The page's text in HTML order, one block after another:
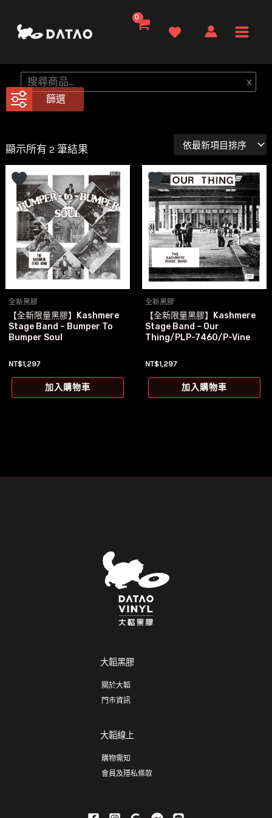
要
內
Menu
搜
尋
x
篩選
顯示所有 2 筆結果
新
項
目
排
序
全新黑膠
【全新限量黑膠】Kashmere
Stage Band – Bumper To
Bumper Soul
NT$1,297
加入購物車
全新黑膠
【全新限量黑膠】Kashmere
Stage Band – Our
Thing/PLP-7460/P-Vine
NT$1,297
加入購物車
大韜黑膠
關於大韜
門市資訊
大韜線上
購物需知
會員及隱私條款